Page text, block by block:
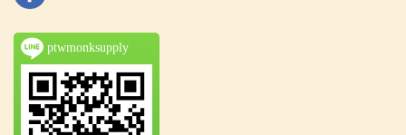
ptwmonksupply